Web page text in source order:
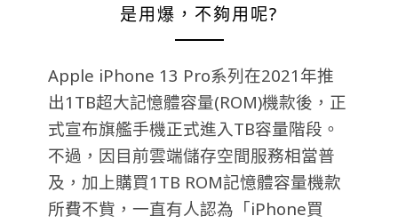
是用爆，不夠用呢?
Apple iPhone 13 Pro系列在2021年推
出1TB超大記憶體容量(ROM)機款後，正
式宣布旗艦手機正式進入TB容量階段。
不過，因目前雲端儲存空間服務相當普
及，加上購買1TB ROM記憶體容量機款
所費不貲，一直有人認為「iPhone買